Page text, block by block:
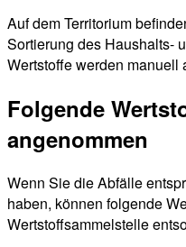
Auf dem Territorium
Sortierung des Haushalts-
Wertstoffe werden manuell
Folgende
angenommen
Wenn Sie die Abfälle
haben, können folgende
Wertstoffsammelstelle